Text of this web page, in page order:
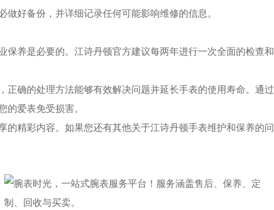
好备份，并详细记录任何可能影响维修的信息。
养是必要的。江诗丹顿官方建议每两年进行一次全面的检查
确的处理方法能够有效解决问题并延长手表的使用寿命。通
的爱表免受损害。
的精彩内容。如果您还有其他关于江诗丹顿手表维护和保养的